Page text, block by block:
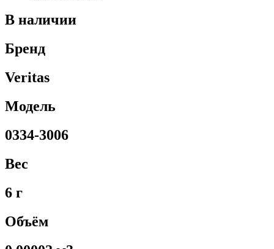
В наличии
Бренд
Veritas
Модель
0334-3006
Вес
6 г
Объём